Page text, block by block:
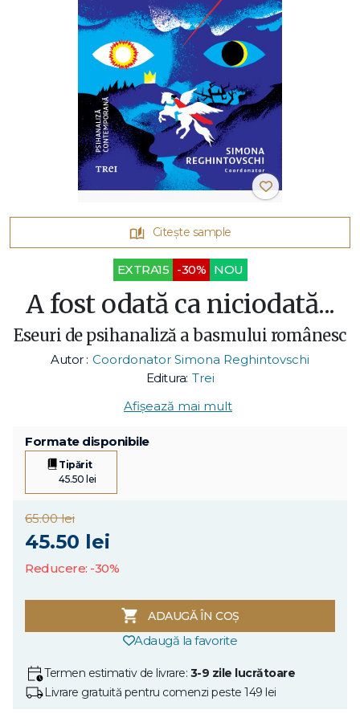
Citește sample
EXTRA15 -30% NOU
A fost odată ca niciodată...
Eseuri de psihanaliză a basmului românesc
Autor : Coordonator Simona Reghintovschi
Editura: Trei
Afișează mai mult
Formate disponibile
Tipărit
45.50 lei
65.00 lei
45.50 lei
Reducere: -30%
ADAUGĂ ÎN COȘ
Adaugă la favorite
Termen estimativ de livrare: 3-9 zile lucrătoare
Livrare gratuită pentru comenzi peste 149 lei